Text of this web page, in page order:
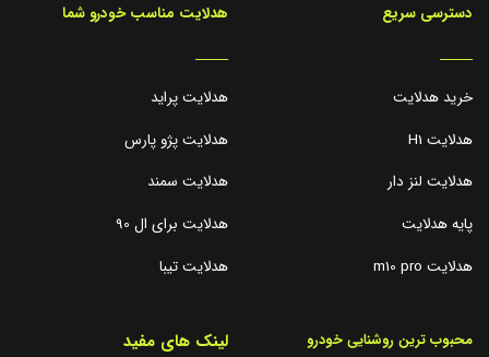
دسترسی سریع
_____
خرید هدلایت
هدلایت H1
هدلایت لنز دار
پایه هدلایت
هدلایت m10 pro
هدلایت مناسب خودرو شما
_____
هدلایت پراید
هدلایت پژو پارس
هدلایت سمند
هدلایت برای ال 90
هدلایت تیبا
محبوب ترین روشنایی خودرو
لینک های مفید